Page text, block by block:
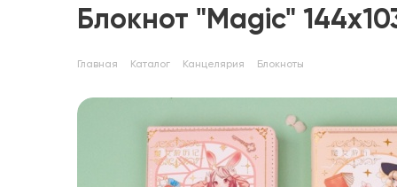
Блокнот "Magic"
Главная Каталог Канцелярия Блокноты